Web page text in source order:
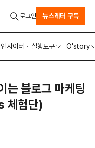
인사이터 실행도구 O'story
로그인 뉴스레터 구독
는 블로그 마케팅
체험단)